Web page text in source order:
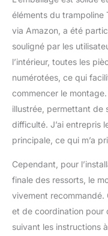
éléments du trampoline
via Amazon, a été
souligné par les
l’intérieur, toutes les
numérotées, ce qui
commencer le
illustrée, permettant de
difficulté. J’ai entrepris
principale, ce qui m’a
Cependant, pour
finale des ressorts, le
vivement
et de coordination pour
suivant les instructions